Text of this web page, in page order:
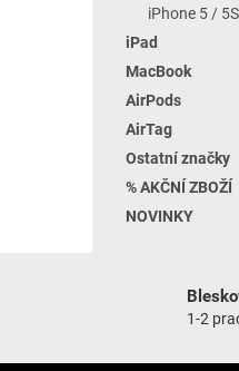
iPhone 5 /
iPad
MacBook
AirPods
AirTag
Ostatní značky
% AKČNÍ ZBOŽÍ
NOVINKY
1-2